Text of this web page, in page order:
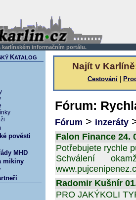
karlínském informačním portálu.
Najít v
Cestování
Fórum:
Fórum > inzeráty
Falon Finance 24.
Potřebujete rychle
Schválení
Radomir Kušnír
PRO JAKÝKOLI
KATALOG
pověsti
MHD
mikiny